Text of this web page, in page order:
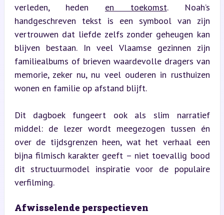
verleden, heden en toekomst. Noah’s
handgeschreven tekst is een symbool van zijn
vertrouwen dat liefde zelfs zonder geheugen kan
blijven bestaan. In veel Vlaamse gezinnen zijn
familiealbums of brieven waardevolle dragers van
memorie, zeker nu, nu veel ouderen in rusthuizen
wonen en familie op afstand blijft.
Dit dagboek fungeert ook als slim narratief
middel: de lezer wordt meegezogen tussen én
over de tijdsgrenzen heen, wat het verhaal een
bijna filmisch karakter geeft – niet toevallig bood
dit structuurmodel inspiratie voor de populaire
verfilming.
Afwisselende perspectieven